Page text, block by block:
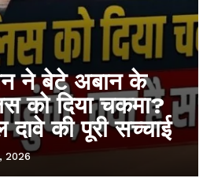
ने बेटे अबान के
को दिया चकमा?
दावे की पूरी सच्चाई
2026